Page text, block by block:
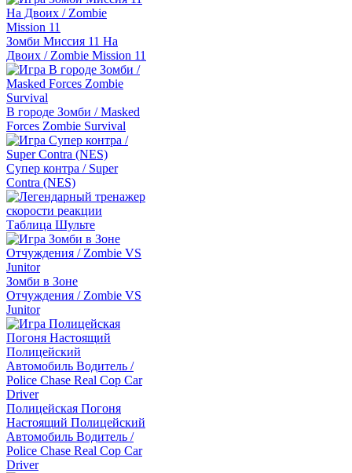
Зомби Миссия 11 На
Двоих / Zombie Mission 11
В городе Зомби / Masked
Forces Zombie Survival
Супер контра / Super
Contra (NES)
Таблица Шульте
Зомби в Зоне
Отчуждения / Zombie VS
Junitor
Полицейская Погоня
Настоящий Полицейский
Автомобиль Водитель /
Police Chase Real Cop Car
Driver